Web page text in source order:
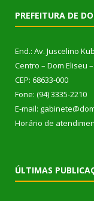
PREFEITURA DE
End.: Av. Juscelino
Centro – Dom Eliseu
CEP: 68633-000
Fone: (94) 3335-2210
E-mail:
Horário de
ÚLTIMAS